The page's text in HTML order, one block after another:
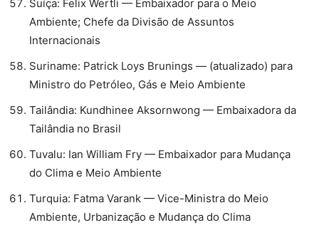
⁠Suíça: Felix Wertli — Embaixador para o Meio
Ambiente; Chefe da Divisão de Assuntos
Internacionais
⁠Suriname: Patrick Loys Brunings — (atualizado) para
Ministro do Petróleo, Gás e Meio Ambiente
⁠Tailândia: Kundhinee Aksornwong — Embaixadora da
Tailândia no Brasil
⁠Tuvalu: Ian William Fry — Embaixador para Mudança
do Clima e Meio Ambiente
⁠Turquia: Fatma Varank — Vice-Ministra do Meio
Ambiente, Urbanização e Mudança do Clima